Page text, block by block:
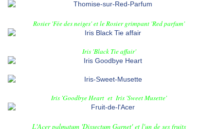
Rosier 'Fée des neiges'et leRosier grimpant 'Red parfum'
Iris 'Black Tie affair'
Iris 'Goodbye Heart et Iris 'Sweet Musette'
L'Acer palmatum 'Dissectum Garnet' et l'un de ses fruits